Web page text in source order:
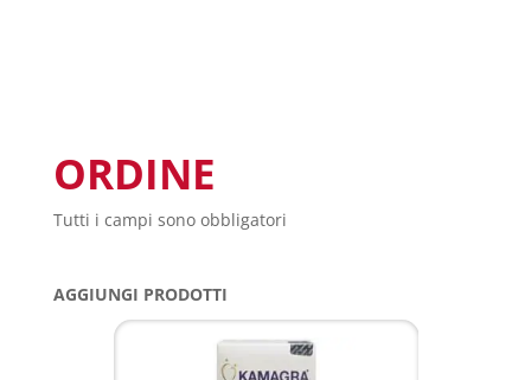
ORDINE
Tutti i campi sono obbligatori
AGGIUNGI PRODOTTI